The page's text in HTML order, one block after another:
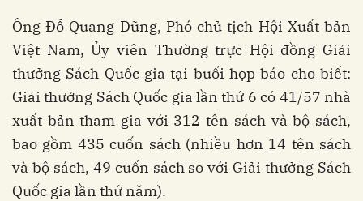
Ông Đỗ Quang Dũng, Phó chủ tịch Hội Xuất bản
Việt Nam, Ủy viên Thường trực Hội đồng Giải
thưởng Sách Quốc gia tại buổi họp báo cho biết:
Giải thưởng Sách Quốc gia lần thứ 6 có 41/57 nhà
xuất bản tham gia với 312 tên sách và bộ sách,
bao gồm 435 cuốn sách (nhiều hơn 14 tên sách
và bộ sách, 49 cuốn sách so với Giải thưởng Sách
Quốc gia lần thứ năm).